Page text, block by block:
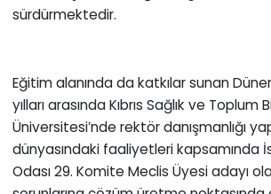
sürdürmektedir.
Eğitim alanında da katkılar sunan
yılları arasında Kıbrıs Sağlık ve Toplum
Üniversitesi’nde rektör danışmanlığı
dünyasındaki faaliyetleri kapsamında
Odası 29. Komite Meclis Üyesi adayı